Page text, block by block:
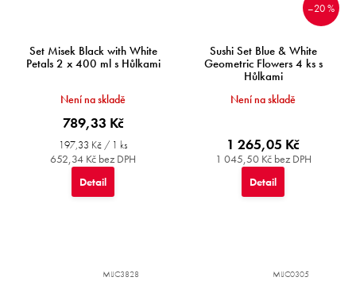
Set Misek Black with White
Petals 2 x 400 ml s Hůlkami
Není na skladě
652,34 Kč bez DPH
789,33 Kč
Měrná
cena:
197,33 Kč / 1 ks
Detail
–20 %
Sushi Set Blue & White
Geometric Flowers 4 ks s
Hůlkami
Není na skladě
1 045,50 Kč bez DPH
1 265,05 Kč
Detail
MIJC3828 MIJC0305